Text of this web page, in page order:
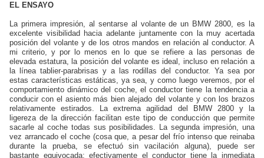
EL ENSAYO
La primera impresión, al sentarse al volante de un BMW 2800, es la
excelente visibilidad hacia adelante juntamente con la muy acertada
posición del volante y de los otros mandos en relación al conductor. A
mi criterio, y por lo menos en lo que se refiere a las personas de
elevada estatura, la posición del volante es ideal, incluso en relación a
la línea tablier-parabrisas y a las rodillas del conductor. Ya sea por
estas características estáticas, ya sea, y como luego veremos, por el
comportamiento dinámico del coche, el conductor tiene la tendencia a
conducir con el asiento más bien alejado del volante y con los brazos
relativamente estirados. La extrema agilidad del BMW 2800 y la
ligereza de la dirección facilitan este tipo de conducción que permite
sacarle al coche todas sus posibilidades. La segunda impresión, una
vez arrancado el coche (cosa que, a pesar del frío intenso que reinaba
durante la prueba, se efectuó sin vacilación alguna), puede ser
bastante equivocada; efectivamente el conductor tiene la inmediata